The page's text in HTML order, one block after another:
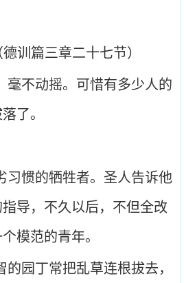
训篇三章二十七节）
毫不动摇。可惜有多少人的
了。
习惯的牺牲者。圣人告诉他
导，不久以后，不但全改
模范的青年。
园丁常把乱草连根拔去，